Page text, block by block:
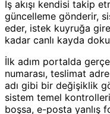
İş akışı kendisi takip
güncelleme gönderir,
eder, istek kuyruğa
kadar canlı kayda
İlk adım portalda
numarası, teslimat
adı gibi bir değişiklik
sistem temel kontrolleri
boşsa, e-posta yanlış